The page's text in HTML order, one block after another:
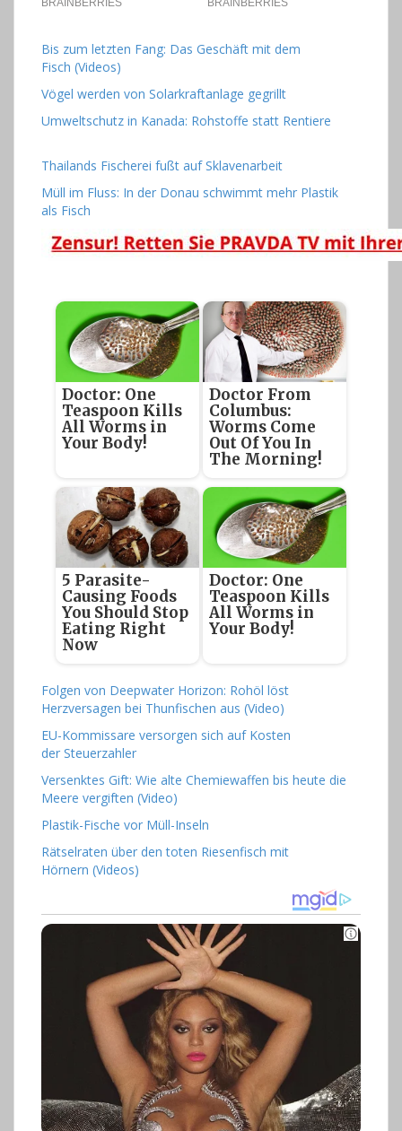
Bis zum letzten Fang: Das Geschäft mit dem
Fisch (Videos)
Vögel werden von Solarkraftanlage gegrillt
Umweltschutz in Kanada: Rohstoffe statt Rentiere
Thailands Fischerei fußt auf Sklavenarbeit
Müll im Fluss: In der Donau schwimmt mehr Plastik
als Fisch
Doctor: One
Teaspoon Kills
All Worms in
Your Body!
Doctor From
Columbus:
Worms Come
Out Of You In
The Morning!
5 Parasite-
Causing Foods
You Should Stop
Eating Right
Now
Doctor: One
Teaspoon Kills
All Worms in
Your Body!
Folgen von Deepwater Horizon: Rohöl löst
Herzversagen bei Thunfischen aus (Video)
EU-Kommissare versorgen sich auf Kosten
der Steuerzahler
Versenktes Gift: Wie alte Chemiewaffen bis heute die
Meere vergiften (Video)
Plastik-Fische vor Müll-Inseln
Rätselraten über den toten Riesenfisch mit
Hörnern (Videos)